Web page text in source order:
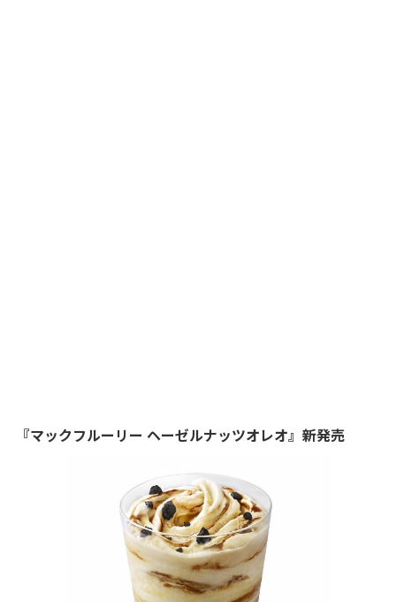
『マックフルーリー ヘーゼルナッツオレオ』新発売